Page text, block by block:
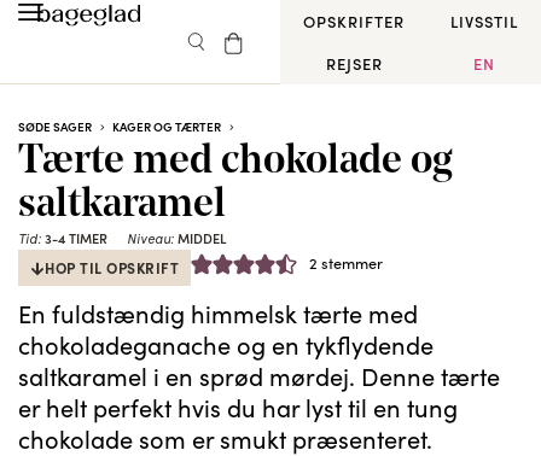
OPSKRIFTER
LIVSSTIL
REJSER
EN
SØDE SAGER KAGER OG TÆRTER
Tærte med chokolade og
saltkaramel
Tid:3-4 TIMER Niveau:MIDDEL
HOP TIL OPSKRIFT 2 stemmer
En fuldstændig himmelsk tærte med
chokoladeganache og en tykflydende
saltkaramel i en sprød mørdej. Denne tærte
er helt perfekt hvis du har lyst til en tung
chokolade som er smukt præsenteret.